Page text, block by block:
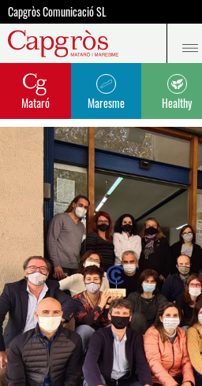
Capgròs Comunicació SL
Mataró Maresme Healthy